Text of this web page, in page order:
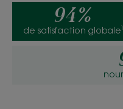
Parfum ressourçant aux
et de criste marine.
**Sans ingrédients d’origine
***Nettoie délicatement : 92 %
*Selon la norme OCDE301B.
94%
de satisfaction globale¹